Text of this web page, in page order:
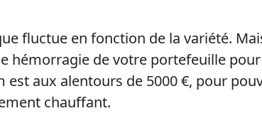
fluctue en fonction de la variété.
hémorragie de votre portefeuille
aux alentours de 5000 €, pour
chauffant.